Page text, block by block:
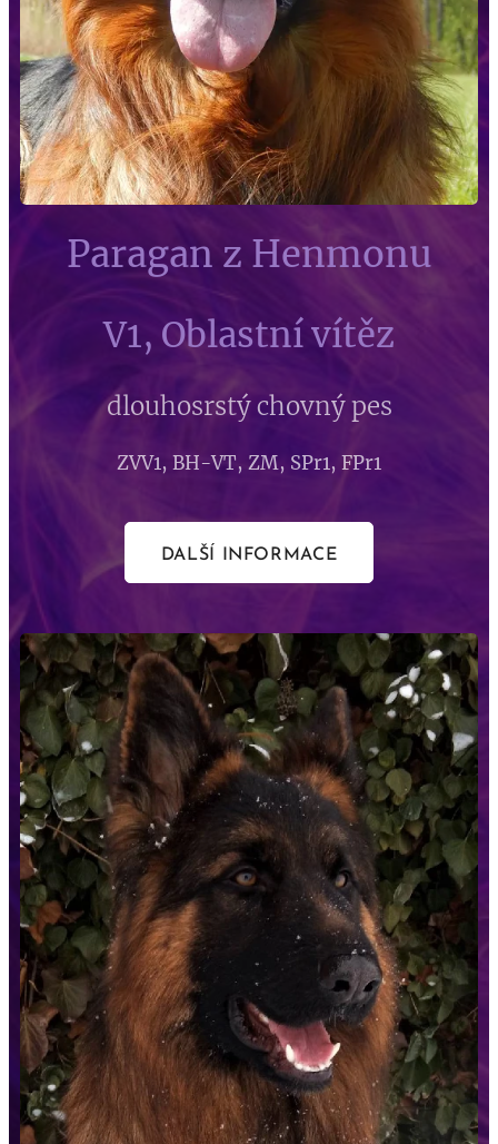
Paragan z Henmonu
V1, Oblastní vítěz
dlouhosrstý chovný pes
ZVV1, BH-VT, ZM, SPr1, FPr1
DALŠÍ INFORMACE